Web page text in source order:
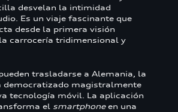
desvelan la intimidad
Es un viaje fascinante que
desde la primera visión
carrocería tridimensional y
trasladarse a Alemania, la
democratizado magistralmente
tecnología móvil. La aplicación
el smartphone en una